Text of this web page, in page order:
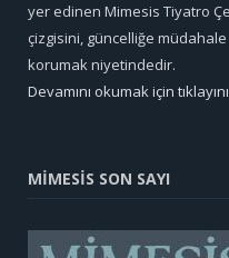
yer edinen Mimesis Tiyatro
çizgisini, güncelliğe
korumak niyetindedir.
Devamını okumak için
MİMESİS SON SAYI